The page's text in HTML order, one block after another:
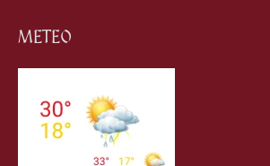
METEO